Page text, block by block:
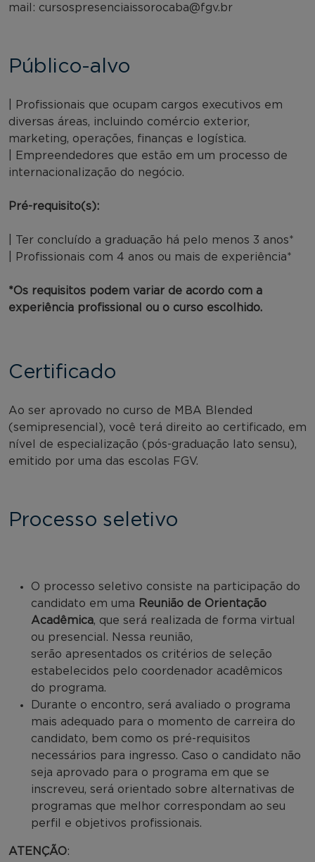
mail: cursospresenciaissorocaba@fgv.br
Público-alvo
| Profissionais que ocupam cargos executivos em
diversas áreas, incluindo comércio exterior,
marketing, operações, finanças e logística.
| Empreendedores que estão em um processo de
internacionalização do negócio.
Pré-requisito(s):
| Ter concluído a graduação há pelo menos 3 anos*
| Profissionais com 4 anos ou mais de experiência*
*Os requisitos podem variar de acordo com a
experiência profissional ou o curso escolhido.
Certificado
Ao ser aprovado no curso de MBA Blended
(semipresencial), você terá direito ao certificado, em
nível de especialização (pós-graduação lato sensu),
emitido por uma das escolas FGV.
Processo seletivo
O processo seletivo consiste na participação do
candidato em uma Reunião de Orientação
Acadêmica, que será realizada de forma virtual
ou presencial. Nessa reunião,
serão apresentados os critérios de seleção
estabelecidos pelo coordenador acadêmicos
do programa.
Durante o encontro, será avaliado o programa
mais adequado para o momento de carreira do
candidato, bem como os pré-requisitos
necessários para ingresso. Caso o candidato não
seja aprovado para o programa em que se
inscreveu, será orientado sobre alternativas de
programas que melhor correspondam ao seu
perfil e objetivos profissionais.
ATENÇÃO: